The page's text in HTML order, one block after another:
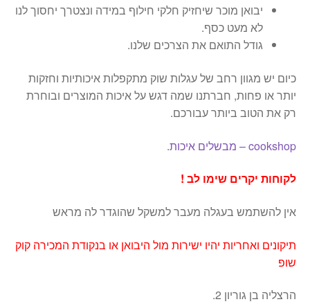
יבואן מוכר שיחזיק חלקי חילוף במידה ונצטרך יחסוך לנו
לא מעט כסף.
גודל התואם את הצרכים שלנו.
כיום יש מגוון רחב של עגלות שוק מתקפלות איכותיות וחזקות
יותר או פחות, חברתנו שמה דגש על איכות המוצרים ובוחרת
רק את הטוב ביותר עבורכם.
cookshop – מבשלים איכות .
לקוחות יקרים שימו לב !
אין להשתמש בעגלה מעבר למשקל שהוגדר לה מראש
תיקונים ואחריות יהיו ישירות מול היבואן או בנקודת המכירה קוק
שופ
הרצליה בן גוריון 2.